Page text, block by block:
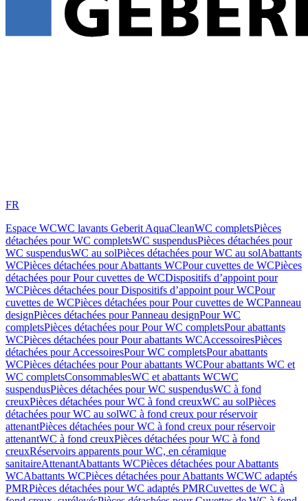
FR
Espace WCWC lavants Geberit AquaCleanWC completsPièces
détachées pour WC completsWC suspendusPièces détachées pour
WC suspendusWC au solPièces détachées pour WC au solAbattants
WCPièces détachées pour Abattants WCPour cuvettes de WCPièces
détachées pour Pour cuvettes de WCDispositifs d’appoint pour
WCPièces détachées pour Dispositifs d’appoint pour WCPour
cuvettes de WCPièces détachées pour Pour cuvettes de WCPanneau
designPièces détachées pour Panneau designPour WC
completsPièces détachées pour Pour WC completsPour abattants
WCPièces détachées pour Pour abattants WCAccessoiresPièces
détachées pour AccessoiresPour WC completsPour abattants
WCPièces détachées pour Pour abattants WCPour abattants WC et
WC completsConsommablesWC et abattants WCWC
suspendusPièces détachées pour WC suspendusWC à fond
creuxPièces détachées pour WC à fond creuxWC au solPièces
détachées pour WC au solWC à fond creux pour réservoir
attenantPièces détachées pour WC à fond creux pour réservoir
attenantWC à fond creuxPièces détachées pour WC à fond
creuxRéservoirs apparents pour WC, en céramique
sanitaireAttenantAbattants WCPièces détachées pour Abattants
WCAbattants WCPièces détachées pour Abattants WCWC adaptés
PMRPièces détachées pour WC adaptés PMRCuvettes de WC à